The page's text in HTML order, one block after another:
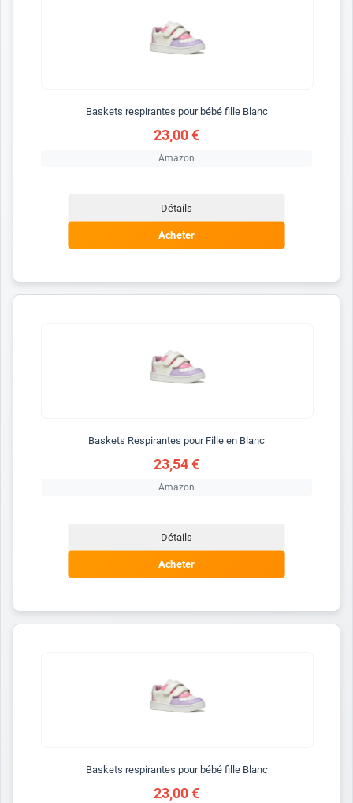
Baskets respirantes pour bébé fille Blanc
23,00 €
Amazon
Détails
Acheter
Baskets Respirantes pour Fille en Blanc
23,54 €
Amazon
Détails
Acheter
Baskets respirantes pour bébé fille Blanc
23,00 €